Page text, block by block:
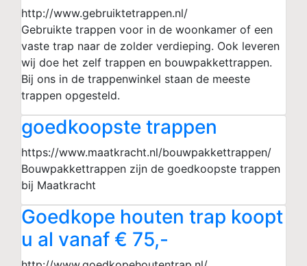
http://www.gebruiktetrappen.nl/
Gebruikte trappen voor in de woonkamer of een
vaste trap naar de zolder verdieping. Ook leveren
wij doe het zelf trappen en bouwpakkettrappen.
Bij ons in de trappenwinkel staan de meeste
trappen opgesteld.
goedkoopste trappen
https://www.maatkracht.nl/bouwpakkettrappen/
Bouwpakkettrappen zijn de goedkoopste trappen
bij Maatkracht
Goedkope houten trap koopt
u al vanaf € 75,-